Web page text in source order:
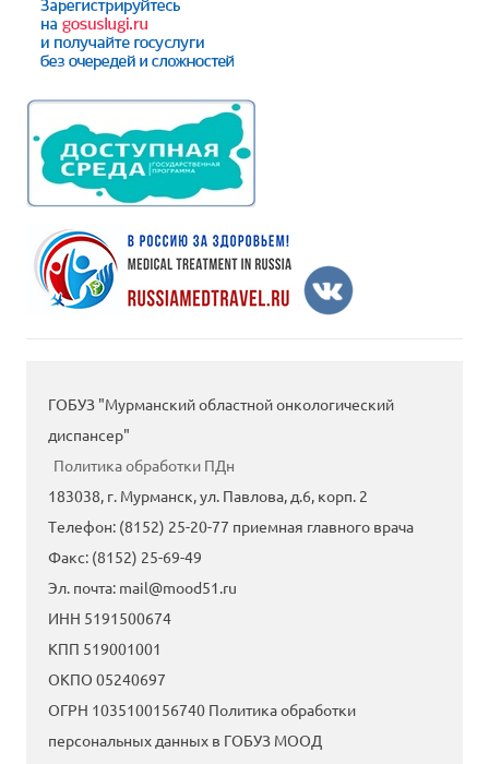
ГОБУЗ "Мурманский областной онкологический
диспансер"
Политика обработки ПДн
183038, г. Мурманск, ул. Павлова, д.6, корп. 2
Tелефон: (8152) 25-20-77 приемная главного врача
Факс: (8152) 25-69-49
Эл. почта: mail@mood51.ru
ИНН 5191500674
КПП 519001001
ОКПО 05240697
ОГРН 1035100156740 Политика обработки
персональных данных в ГОБУЗ МООД